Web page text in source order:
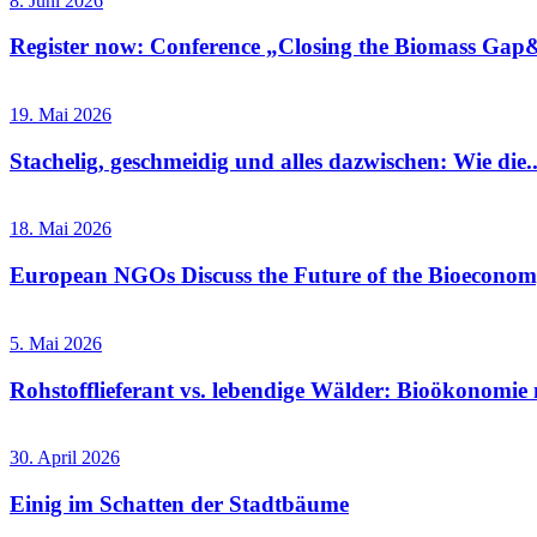
Register now: Conference „Closing the Biomass
19. Mai 2026
Stachelig, geschmeidig und alles dazwischen: Wie
18. Mai 2026
European NGOs Discuss the Future of the
5. Mai 2026
Rohstofflieferant vs. lebendige Wälder: Bioökonomie
30. April 2026
Einig im Schatten der Stadtbäume